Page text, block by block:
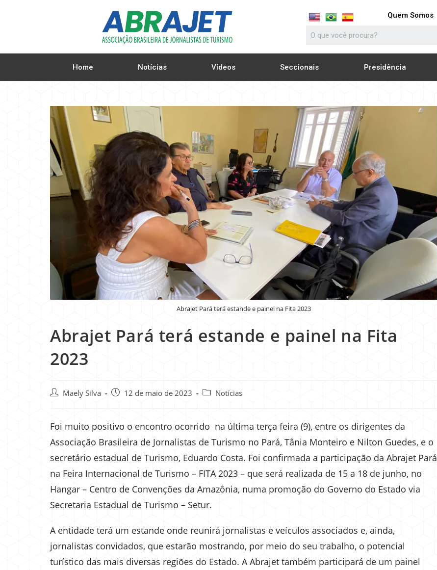
Quem Somos
Home Notícias Vídeos Seccionais Presidência
Abrajet Pará terá estande e painel na Fita 2023
Abrajet Pará terá estande e painel na Fita
2023
Maely Silva 12 de maio de 2023 Notícias
Foi muito positivo o encontro ocorrido na última terça feira (9), entre os dirigentes da
Associação Brasileira de Jornalistas de Turismo no Pará, Tânia Monteiro e Nilton Guedes, e o
secretário estadual de Turismo, Eduardo Costa. Foi confirmada a participação da Abrajet Pará
na Feira Internacional de Turismo – FITA 2023 – que será realizada de 15 a 18 de junho, no
Hangar – Centro de Convenções da Amazônia, numa promoção do Governo do Estado via
Secretaria Estadual de Turismo – Setur.
A entidade terá um estande onde reunirá jornalistas e veículos associados e, ainda,
jornalistas convidados, que estarão mostrando, por meio do seu trabalho, o potencial
turístico das mais diversas regiões do Estado. A Abrajet também participará de um painel